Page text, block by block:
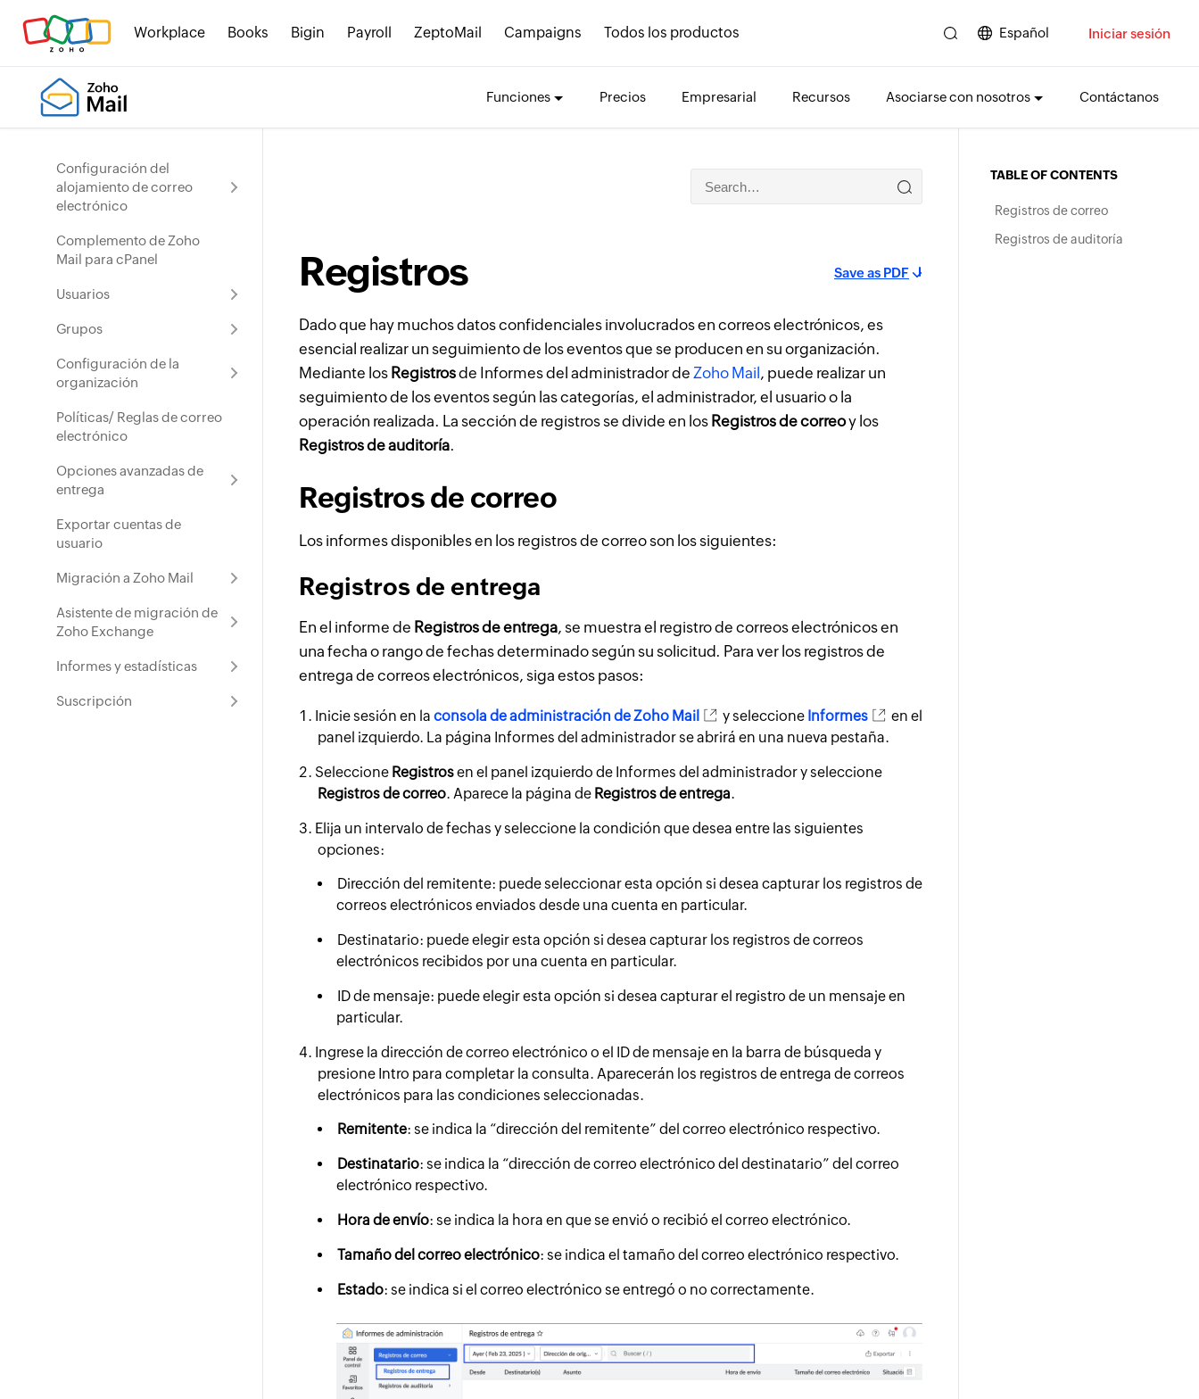
Workplace Books Bigin Payroll ZeptoMail Campaigns Todos los productos Español Iniciar sesión
Funciones Precios Empresarial Recursos Asociarse con nosotros Contáctanos
Configuración del
alojamiento de correo
electrónico
Complemento de Zoho
Mail para cPanel
Usuarios
Grupos
Configuración de la
organización
Políticas/ Reglas de correo
electrónico
Opciones avanzadas de
entrega
Exportar cuentas de
usuario
Migración a Zoho Mail
Asistente de migración de
Zoho Exchange
Informes y estadísticas
Suscripción
Registros Save as PDF
Dado que hay muchos datos confidenciales involucrados en correos electrónicos, es
esencial realizar un seguimiento de los eventos que se producen en su organización.
Mediante los Registrosde Informes del administrador de Zoho Mail , puede realizar un
seguimiento de los eventos según las categorías, el administrador, el usuario o la
operación realizada. La sección de registros se divide en los Registros de correoy los
Registros de auditoría.
Registros de correo
Los informes disponibles en los registros de correo son los siguientes:
Registros de entrega
En el informe de Registros de entrega, se muestra el registro de correos electrónicos en
una fecha o rango de fechas determinado según su solicitud. Para ver los registros de
entrega de correos electrónicos, siga estos pasos:
Inicie sesión en la consola de administración de Zoho Mail y seleccione Informes
en el
panel izquierdo. La página Informes del administrador se abrirá en una nueva pestaña.
Seleccione Registrosen el panel izquierdo de Informes del administrador y seleccione
Registros de correo. Aparece la página de Registros de entrega.
Elija un intervalo de fechas y seleccione la condición que desea entre las siguientes
opciones:
Dirección del remitente: puede seleccionar esta opción si desea capturar los registros de
correos electrónicos enviados desde una cuenta en particular.
Destinatario: puede elegir esta opción si desea capturar los registros de correos
electrónicos recibidos por una cuenta en particular.
ID de mensaje: puede elegir esta opción si desea capturar el registro de un mensaje en
particular.
Ingrese la dirección de correo electrónico o el ID de mensaje en la barra de búsqueda y
presione Intro para completar la consulta. Aparecerán los registros de entrega de correos
electrónicos para las condiciones seleccionadas.
Remitente: se indica la “dirección del remitente” del correo electrónico respectivo.
Destinatario: se indica la “dirección de correo electrónico del destinatario” del correo
electrónico respectivo.
Hora de envío: se indica la hora en que se envió o recibió el correo electrónico.
Tamaño del correo electrónico: se indica el tamaño del correo electrónico respectivo.
Estado: se indica si el correo electrónico se entregó o no correctamente.
TABLE OF CONTENTS
Registros de correo
Registros de auditoría